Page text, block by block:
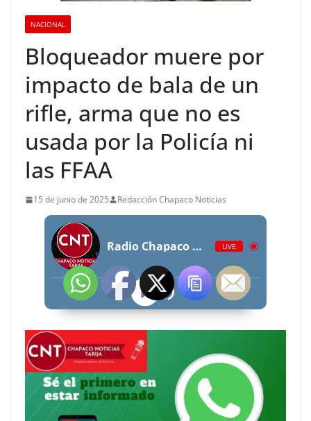
NACIONAL
Bloqueador muere por
impacto de bala de un
rifle, arma que no es
usada por la Policía ni
las FFAA
15 de junio de 2025 Redacción Chapaco Noticias
Radio Chapaco Noticias Las 24 horas en vivo LIVE